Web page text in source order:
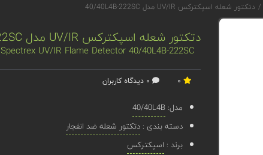
/ دتکتور شعله اسپکترکس UV/IR مدل 40/40L4B-222SC
دتکتور شعله اسپکترکس UV/IR مدل 40/40L4B-222SC
Spectrex UV/IR Flame Detector 40/40L4B-222SC
مدل:40/40L4B
دسته بندی :دتکتور شعله ضد انفجار
برند : اسپکترکس